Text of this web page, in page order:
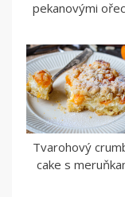
pekanovými
Tvarohový
cake s